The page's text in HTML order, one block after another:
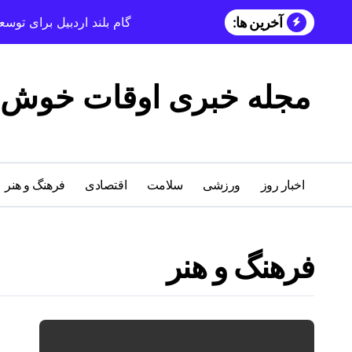
آخرین ها: گام بلند اردبیل برای
مجله خبری اوقات خوش
اخبار روز ورزشی سلامت اقتصادی فرهنگ و هنر
فرهنگ و هنر